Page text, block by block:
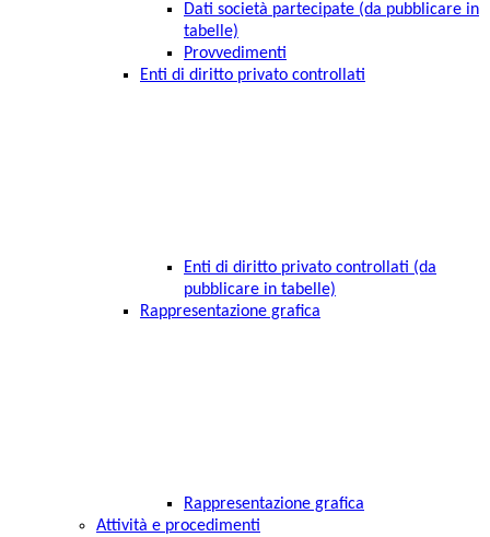
Dati società partecipate (da pubblicare in
tabelle)
Provvedimenti
Enti di diritto privato controllati
Enti di diritto privato controllati (da
pubblicare in tabelle)
Rappresentazione grafica
Rappresentazione grafica
Attività e procedimenti